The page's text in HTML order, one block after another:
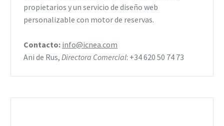
propietarios y un servicio de diseño web
personalizable con motor de reservas.
Contacto: info@icnea.com
Ani de Rus, Directora Comercial: +34 620 50 74 73